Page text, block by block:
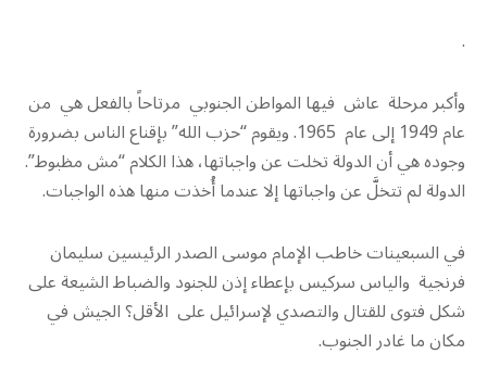
.
وأكبر مرحلة عاش فيها المواطن الجنوبي مرتاحاً بالفعل هي من
عام 1949 إلى عام 1965. ويقوم “حزب الله” بإقناع الناس بضرورة
وجوده هي أن الدولة تخلت عن واجباتها، هذا الكلام “مش مظبوط”.
الدولة لم تتخلَّ عن واجباتها إلا عندما أُخذت منها هذه الواجبات.
في السبعينات خاطب الإمام موسى الصدر الرئيسين سليمان
فرنجية والياس سركيس بإعطاء إذن للجنود والضباط الشيعة على
شكل فتوى للقتال والتصدي لإسرائيل على الأقل؟ الجيش في
مكان ما غادر الجنوب.